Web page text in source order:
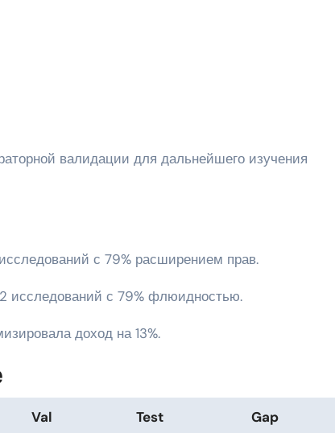
с 79% расширением прав.
исследований с 79% флюидностью.
доход на 13%.
Val Test Gap